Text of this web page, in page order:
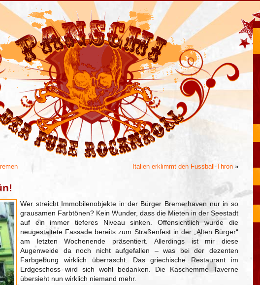
Italien erklimmt den Fussball-Thron »
Wer streicht Immobilenobjekte in der Bürger Bremerhaven nur in so
grausamen Farbtönen? Kein Wunder, dass die Mieten in der Seestadt
auf ein immer tieferes Niveau sinken. Offensichtlich wurde die
neugestaltete Fassade bereits zum Straßenfest in der „Alten Bürger“
am letzten Wochenende präsentiert. Allerdings ist mir diese
Augenweide da noch nicht aufgefallen – was bei der dezenten
Farbgebung wirklich überrascht. Das griechische Restaurant im
Erdgeschoss wird sich wohl bedanken. Die Kaschemme Taverne
übersieht nun wirklich niemand mehr.